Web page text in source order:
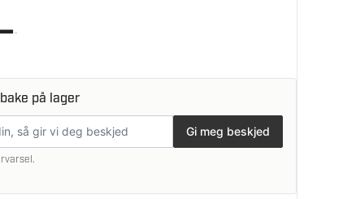
på lager
Gi meg beskjed